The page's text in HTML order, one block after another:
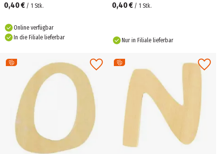
0,40 € / 1 Stk.
Online verfügbar
In die Filiale lieferbar
0,40 € / 1 Stk.
Nur in Filiale lieferbar